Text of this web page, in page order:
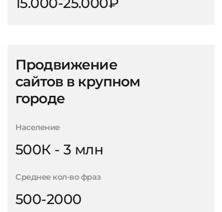
Продвижение
сайтов в крупном
городе
Население
500К - 3 млн
Среднее кол-во фраз
500-2000